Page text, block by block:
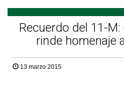
Recuerdo del 11-
rinde homenaje
13 marzo 2015